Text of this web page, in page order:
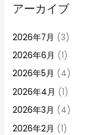
アーカイブ
2026年7月 (3)
2026年6月 (1)
2026年5月 (4)
2026年4月 (1)
2026年3月 (4)
2026年2月 (1)